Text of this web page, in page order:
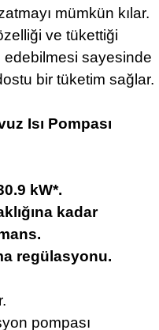
mümkün kılar.
ve tükettiği
edebilmesi sayesinde
bir tüketim sağlar.
Isı Pompası
kW*.
kadar
regülasyonu.
pompası